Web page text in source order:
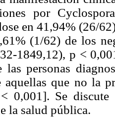
por
en 41,94% (26/
(1/62) de los
1849,12), p <
las personas
aquellas que no la
0,001]. Se
la salud pública.